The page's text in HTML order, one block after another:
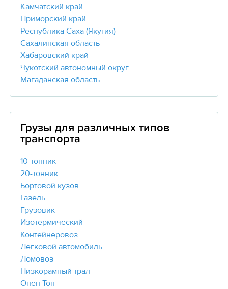
Камчатский край
Приморский край
Республика Саха (Якутия)
Сахалинская область
Хабаровский край
Чукотский автономный округ
Магаданская область
Грузы для различных типов
транспорта
10-тонник
20-тонник
Бортовой кузов
Газель
Грузовик
Изотермический
Контейнеровоз
Легковой автомобиль
Ломовоз
Низкорамный трал
Опен Топ